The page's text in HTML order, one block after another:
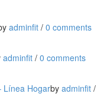
adminfit / 0 comments
adminfit / 0 comments
Línea Hogarby adminfit /